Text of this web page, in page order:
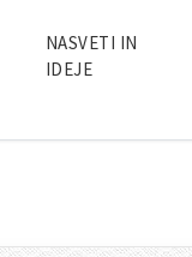
NASVETI IN
IDEJE